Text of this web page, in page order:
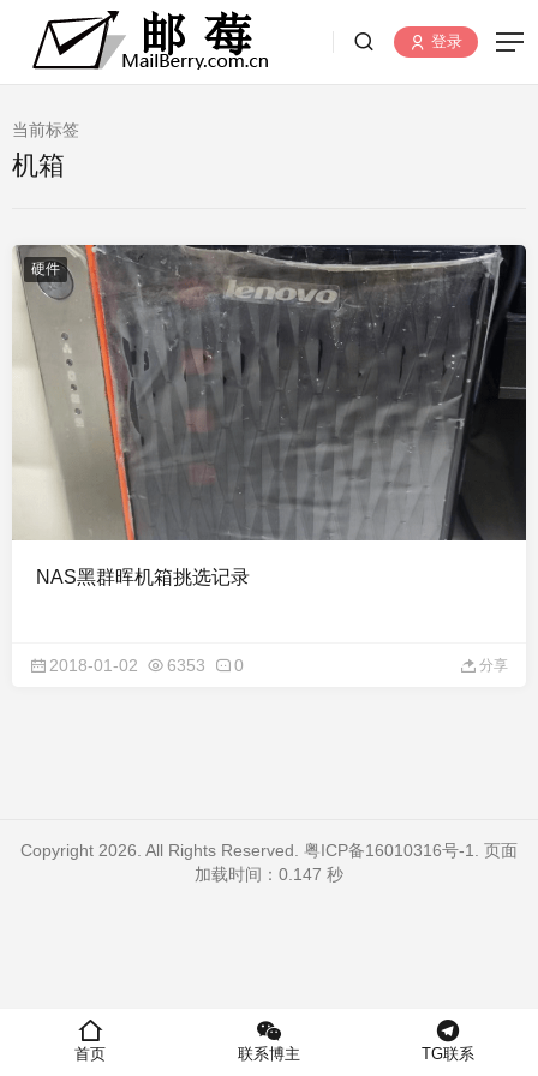
登录
当前标签
机箱
硬件
NAS黑群晖机箱挑选记录
2018-01-02 6353 0 分享
Copyright 2026. All Rights Reserved. 粤ICP备16010316号-1
. 页面
加载时间：0.147 秒
首页 联系博主 TG联系